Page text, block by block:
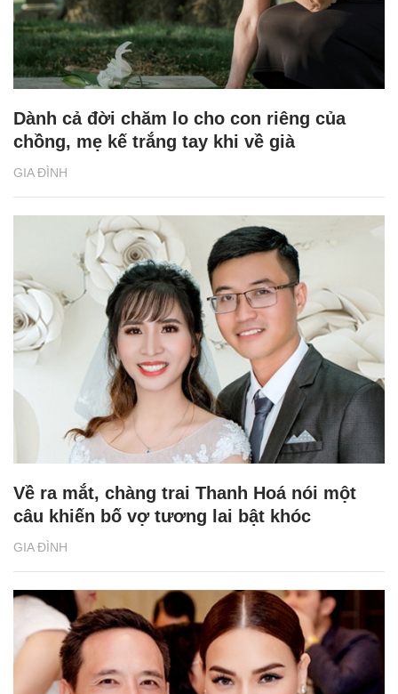
GIA ĐÌNH
Dành cả đời chăm lo cho con riêng của
chồng, mẹ kế trắng tay khi về già
GIA ĐÌNH
Về ra mắt, chàng trai Thanh Hoá nói một
câu khiến bố vợ tương lai bật khóc